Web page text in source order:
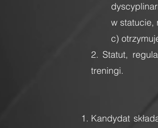
w statucie,
c)
2. Statut,
treningi.
Kandydat